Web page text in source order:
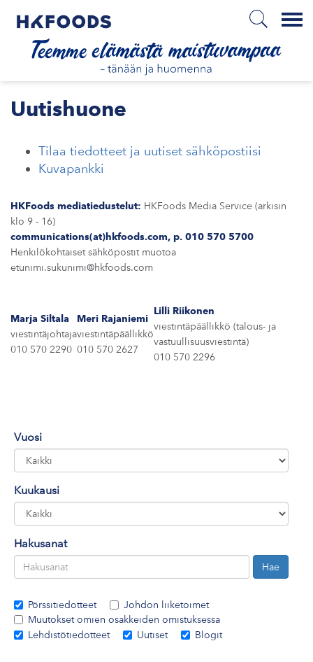
Menu
ETUSIVU
MEISTÄ
Uutishuone
Tilaa tiedotteet ja uutiset sähköpostiisi
Kuvapankki
HKFoods mediatiedustelut: HKFoods Media Service (arkisin
klo 9 - 16)
communications(at)hkfoods.com, p. 010 570 5700
Henkilökohtaiset sähköpostit muotoa
etunimi.sukunimi@hkfoods.com
Marja Siltala
viestintäjohtaja
010 570 2290
Meri Rajaniemi
viestintäpäällikkö
010 570 2627
Lilli Riikonen
viestintäpäällikkö (talous- ja
vastuullisuusviestintä)
010 570 2296
Vuosi
Kuukausi
Hakusanat
Pörssitiedotteet
Johdon liiketoimet
Muutokset omien osakkeiden omistuksessa
Lehdistötiedotteet
Uutiset Blogit